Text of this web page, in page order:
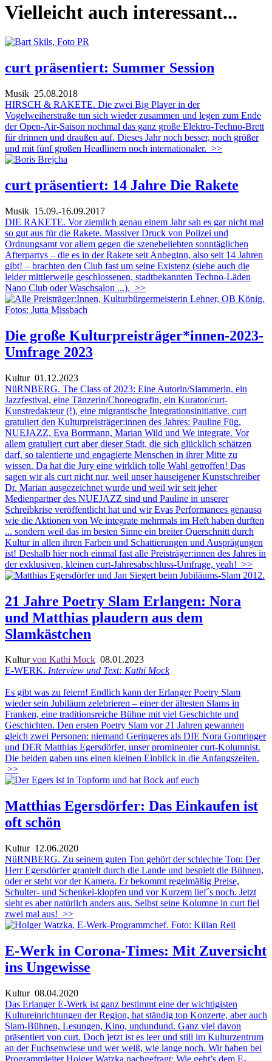
Vielleicht auch interessant...
curt präsentiert: Summer Session
Musik 25.08.2018
HIRSCH & RAKETE. Die zwei Big Player in der
Vogelweiherstraße tun sich wieder zusammen und legen zum Ende
der Open-Air-Saison nochmal das ganz große Elektro-Techno-Brett
für drinnen und draußen auf. Dieses Jahr noch besser, noch größer
und mit fünf großen Headlinern noch internationaler. >>
curt präsentiert: 14 Jahre Die Rakete
Musik 15.09.-16.09.2017
DIE RAKETE. Vor ziemlich genau einem Jahr sah es gar nicht mal
so gut aus für die Rakete. Massiver Druck von Polizei und
Ordnungsamt vor allem gegen die szenebeliebten sonntäglichen
Afterpartys – die es in der Rakete seit Anbeginn, also seit 14 Jahren
gibt! – brachten den Club fast um seine Existenz (siehe auch die
leider mittlerweile geschlossenen, stadtbekannten Techno-Läden
Nano Club oder Waschsalon ...). >>
Die große Kulturpreisträger*innen-2023-
Umfrage 2023
Kultur01.12.2023
NüRNBERG. The Class of 2023: Eine Autorin/Slammerin, ein
Jazzfestival, eine Tänzerin/Choreografin, ein Kurator/curt-
Kunstredakteur (!), eine migrantische Integrationsinitiative. curt
gratuliert den Kulturpreisträger:innen des Jahres: Pauline Füg,
NUEJAZZ, Eva Borrmann, Marian Wild und We integrate. Vor
allem gratuliert curt aber dieser Stadt, die sich glücklich schätzen
darf, so talentierte und engagierte Menschen in ihrer Mitte zu
wissen. Da hat die Jury eine wirklich tolle Wahl getroffen! Das
sagen wir als curt nicht nur, weil unser hauseigener Kunstschreiber
Dr. Marian ausgezeichnet wurde und weil wir seit jeher
Medienpartner des NUEJAZZ sind und Pauline in unserer
Schreibkrise veröffentlicht hat und wir Evas Performances genauso
wie die Aktionen von We integrate mehrmals im Heft haben durften
... sondern weil das im besten Sinne ein breiter Querschnitt durch
Kultur in allen ihren Farben und Schattierungen und Ausprägungen
ist! Deshalb hier noch einmal fast alle Preisträger:innen des Jahres in
der exklusiven, kleinen curt-Jahresabschluss-Umfrage, yeah! >>
21 Jahre Poetry Slam Erlangen: Nora
und Matthias plaudern aus dem
Slamkästchen
Kulturvon Kathi Mock 08.01.2023
E-WERK. Interview und Text: Kathi Mock
Es gibt was zu feiern! Endlich kann der Erlanger Poetry Slam
wieder sein Jubiläum zelebrieren – einer der ältesten Slams in
Franken, eine traditionsreiche Bühne mit viel Geschichte und
Geschichten. Den ersten Poetry Slam vor 21 Jahren gewannen
gleich zwei Personen: niemand Geringeres als DIE Nora Gomringer
und DER Matthias Egersdörfer, unser prominenter curt-Kolumnist.
Die beiden gaben uns einen kleinen Einblick in die Anfangszeiten.
>>
Matthias Egersdörfer: Das Einkaufen ist
oft schön
Kultur12.06.2020
NüRNBERG. Zu seinem guten Ton gehört der schlechte Ton: Der
Herr Egersdörfer grantelt durch die Lande und bespielt die Bühnen,
oder er steht vor der Kamera. Er bekommt regelmäßig Preise,
Schulter- und Schenkel-klopfen und vor Kurzem lief´s noch. Jetzt
sieht es aber natürlich anders aus. Selbst seine Kolumne in curt fiel
zwei mal aus! >>
E-Werk in Corona-Times: Mit Zuversicht
ins Ungewisse
Kultur08.04.2020
Das Erlanger E-Werk ist ganz bestimmt eine der wichtigisten
Kultureinrichtungen der Region, hat ständig top Konzerte, aber auch
Slam-Bühnen, Lesungen, Kino, undundund. Ganz viel davon
präsentiert von curt. Doch jetzt ist es leer und still im Kulturzentrum
an der Fuchsenwiese und wer weiß, wie lange noch. Wir haben bei
Programmleiter Holger Watzka nachgefragt: Wie geht’s dem E-